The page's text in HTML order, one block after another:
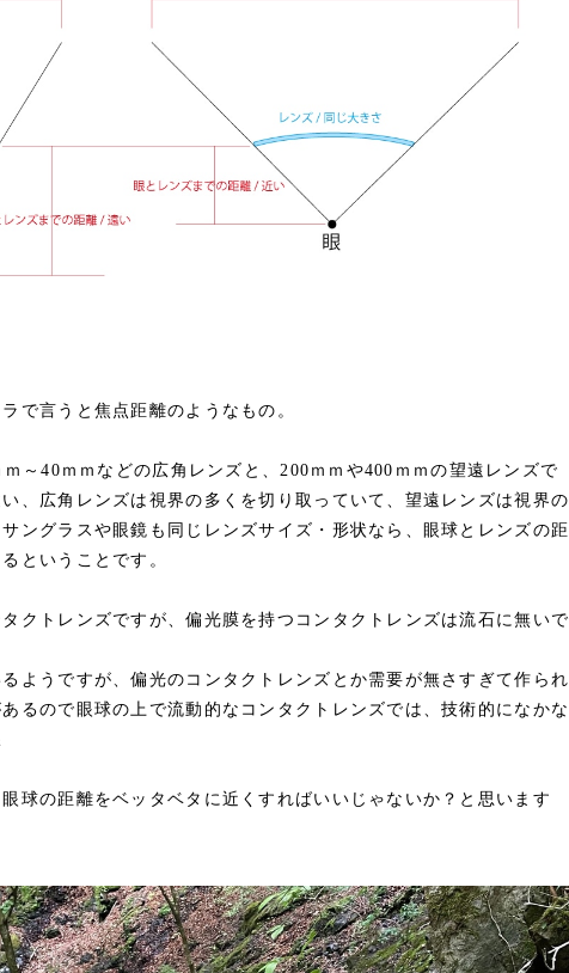
で言うと焦点距離のようなもの。
～40ｍｍなどの広角レンズと、200ｍｍや400ｍｍの望遠レンズで
、広角レンズは視界の多くを切り取っていて、望遠レンズは視界の
ングラスや眼鏡も同じレンズサイズ・形状なら、眼球とレンズの距
ということです。
クトレンズですが、偏光膜を持つコンタクトレンズは流石に無いで
ようですが、偏光のコンタクトレンズとか需要が無さすぎて作られ
るので眼球の上で流動的なコンタクトレンズでは、技術的になかな
球の距離をベッタベタに近くすればいいじゃないか？と思います